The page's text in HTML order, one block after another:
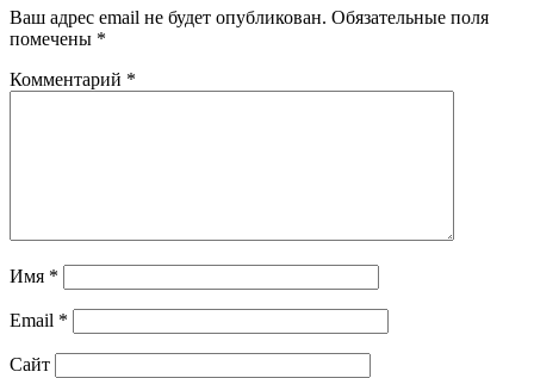
Ваш адрес email не будет опубликован. Обязательные поля
помечены *
Комментарий *
Имя *
Email *
Сайт